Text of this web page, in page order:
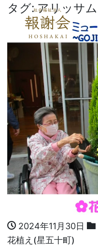
タグ:アリッサム
2024年11月30日
花植え(星五十町)